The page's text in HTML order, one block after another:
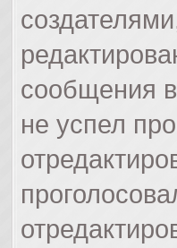
сообщения
не успел